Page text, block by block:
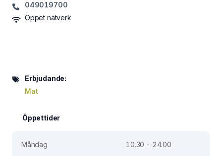
049019700
Öppet nätverk
Erbjudande:
Mat
Öppettider
Måndag
10.30 - 24.00